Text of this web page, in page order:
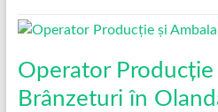
Operator Producție
Brânzeturi în